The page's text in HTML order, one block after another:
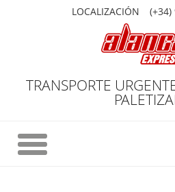
LOCALIZACIÓN (+34)
TRANSPORTE